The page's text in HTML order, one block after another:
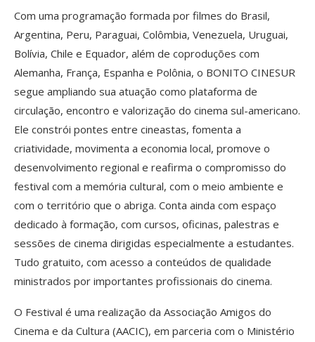
Com uma programação formada por filmes do Brasil,
Argentina, Peru, Paraguai, Colômbia, Venezuela, Uruguai,
Bolívia, Chile e Equador, além de coproduções com
Alemanha, França, Espanha e Polônia, o BONITO CINESUR
segue ampliando sua atuação como plataforma de
circulação, encontro e valorização do cinema sul-americano.
Ele constrói pontes entre cineastas, fomenta a
criatividade, movimenta a economia local, promove o
desenvolvimento regional e reafirma o compromisso do
festival com a memória cultural, com o meio ambiente e
com o território que o abriga. Conta ainda com espaço
dedicado à formação, com cursos, oficinas, palestras e
sessões de cinema dirigidas especialmente a estudantes.
Tudo gratuito, com acesso a conteúdos de qualidade
ministrados por importantes profissionais do cinema.
O Festival é uma realização da Associação Amigos do
Cinema e da Cultura (AACIC), em parceria com o Ministério